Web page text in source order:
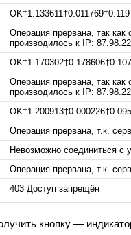
Операция прервана, так
производилось к IP:
Операция прервана, так
производилось к IP:
Операция прервана, т.к.
Невозможно соединиться с
Операция прервана, т.к.
403 Доступ запрещён
кнопку —